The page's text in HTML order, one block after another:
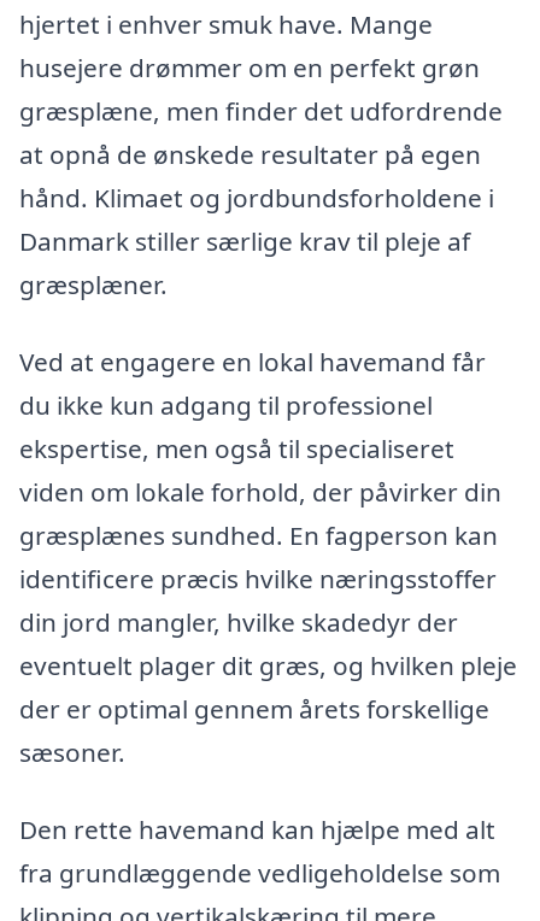
hjertet i enhver smuk have. Mange
husejere drømmer om en perfekt grøn
græsplæne, men finder det udfordrende
at opnå de ønskede resultater på egen
hånd. Klimaet og jordbundsforholdene i
Danmark stiller særlige krav til pleje af
græsplæner.
Ved at engagere en lokal havemand får
du ikke kun adgang til professionel
ekspertise, men også til specialiseret
viden om lokale forhold, der påvirker din
græsplænes sundhed. En fagperson kan
identificere præcis hvilke næringsstoffer
din jord mangler, hvilke skadedyr der
eventuelt plager dit græs, og hvilken pleje
der er optimal gennem årets forskellige
sæsoner.
Den rette havemand kan hjælpe med alt
fra grundlæggende vedligeholdelse som